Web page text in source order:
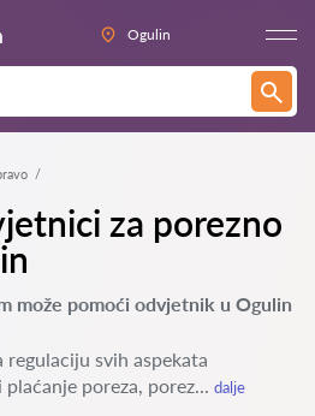
Ogulin
za porezno
može pomoći odvjetnik u Ogulin
svih aspekata
poreza, porez... dalje